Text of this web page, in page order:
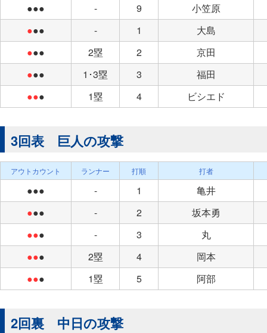
●●● - 9
小笠原
●●● - 1
大島
●●● 2塁 2
京田
●●● 1･3塁 3
福田
●●● 1塁 4 ビシエド
3回表 巨人の攻撃
アウトカウント ランナー 打順 打者
●●● - 1
亀井
●●● - 2
坂本勇
●●● - 3
丸
●●● 2塁 4
岡本
●●● 1塁 5 阿部
2回裏 中日の攻撃